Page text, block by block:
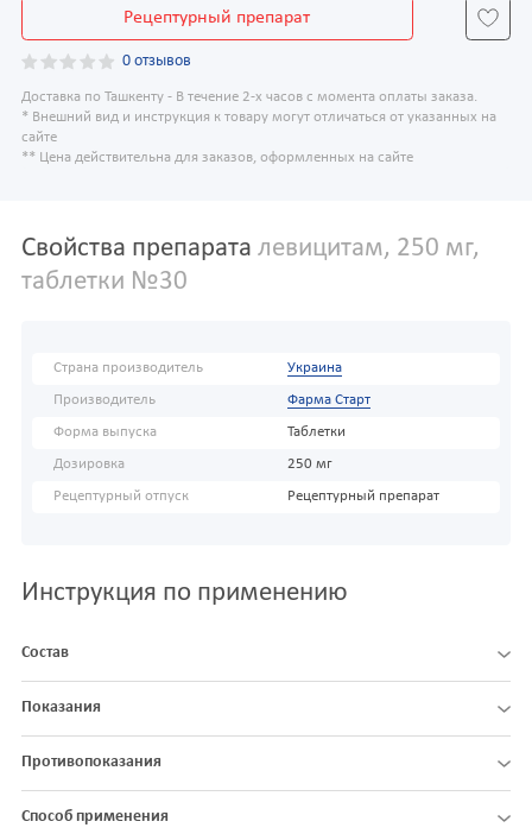
Рецептурный препарат
0 отзывов
Доставка по Ташкенту - В течение 2-х часов с момента оплаты заказа.
* Внешний вид и инструкция к товару могут отличаться от указанных на
сайте
** Цена действительна для заказов, оформленных на сайте
Свойства препарата левицитам, 250 мг,
таблетки №30
Страна производитель Украина
Производитель Фарма Старт
Форма выпуска Таблетки
Дозировка 250 мг
Рецептурный отпуск Рецептурный препарат
Инструкция по применению
Состав
Показания
Противопоказания
Способ применения